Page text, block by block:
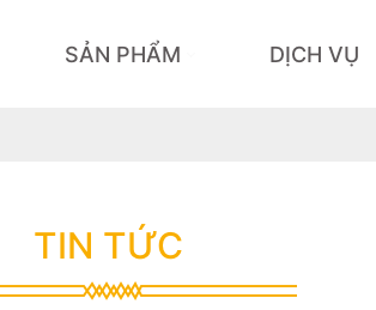
SẢN PHẨM DỊCH VỤ
TIN TỨC